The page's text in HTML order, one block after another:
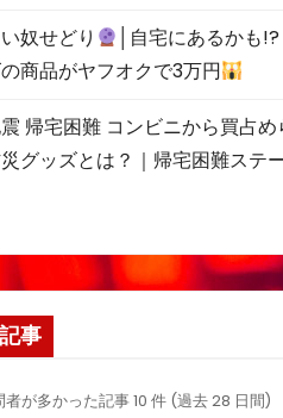
奴せどり
│自宅にあるかも
商品がヤフオクで3万円
帰宅困難 コンビニから買占
グッズとは？｜帰宅困難ステ
事
者が多かった記事 10 件 (過去 28 日間)